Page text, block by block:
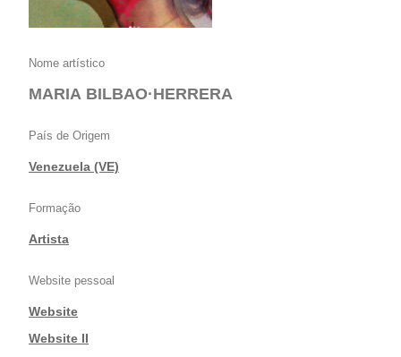
Nome artístico
MARIA BILBAO·HERRERA
País de Origem
Venezuela (VE)
Formação
Artista
Website pessoal
Website
|Website II